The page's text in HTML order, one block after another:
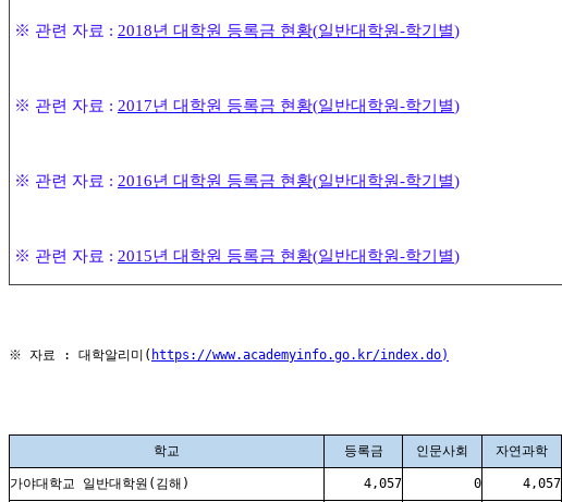
※ 관련 자료 : 2018년 대학원 등록금 현황(일반대학원-학기별)
※ 관련 자료 : 2017년 대학원 등록금 현황(일반대학원-학기별)
※ 관련 자료 : 2016년 대학원 등록금 현황(일반대학원-학기별)
※ 관련 자료 : 2015년 대학원 등록금 현황(일반대학원-학기별)
※ 자료 : 대학알리미( https://www.academyinfo.go.kr/index.do)
학교 등록금 인문사회 자연과학
가야대학교 일반대학원(김해) 4,057 0 4,057